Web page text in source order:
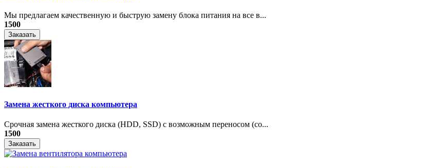
Мы предлагаем качественную и быструю замену блока питания на все в...
1500
Заказать
Замена жесткого диска компьютера
Срочная замена жесткого диска (HDD, SSD) с возможным переносом (со...
1500
Заказать